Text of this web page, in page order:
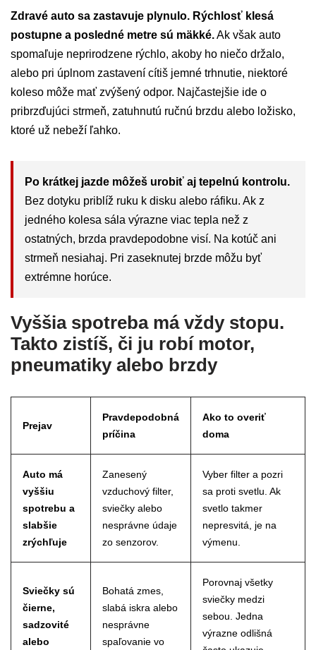
Zdravé auto sa zastavuje plynulo. Rýchlosť klesá
postupne a posledné metre sú mäkké.Ak však auto
spomaľuje neprirodzene rýchlo, akoby ho niečo držalo,
alebo pri úplnom zastavení cítiš jemné trhnutie, niektoré
koleso môže mať zvýšený odpor. Najčastejšie ide o
pribrzďujúci strmeň, zatuhnutú ručnú brzdu alebo ložisko,
ktoré už nebeží ľahko.
Po krátkej jazde môžeš urobiť aj tepelnú kontrolu.
Bez dotyku priblíž ruku k disku alebo ráfiku. Ak z
jedného kolesa sála výrazne viac tepla než z
ostatných, brzda pravdepodobne visí. Na kotúč ani
strmeň nesiahaj. Pri zaseknutej brzde môžu byť
extrémne horúce.
Vyššia spotreba má vždy stopu.
Takto zistíš, či ju robí motor,
pneumatiky alebo brzdy
Prejav
Pravdepodobná
príčina
Ako to overiť
doma
Auto má
vyššiu
spotrebu a
slabšie
zrýchľuje
Zanesený
vzduchový filter,
sviečky alebo
nesprávne údaje
zo senzorov.
Vyber filter a pozri
sa proti svetlu. Ak
svetlo takmer
nepresvitá, je na
výmenu.
Sviečky sú
čierne,
sadzovité
alebo
Bohatá zmes,
slabá iskra alebo
nesprávne
spaľovanie vo
Porovnaj všetky
sviečky medzi
sebou. Jedna
výrazne odlišná